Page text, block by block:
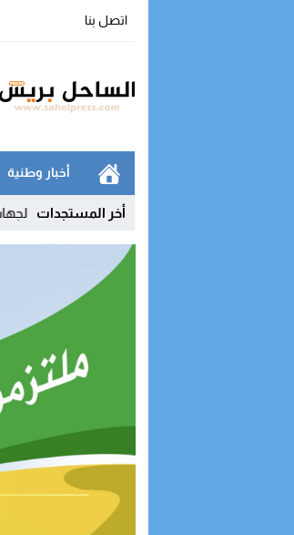
اتصل بنا
أخبار وطنية
أخر المستجدات
الداخلة في صدارة الجهات المغربية